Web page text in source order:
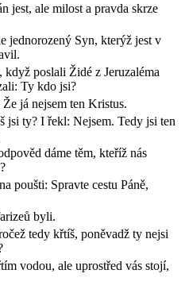
jest, ale milost a pravda skrze
jednorozený Syn, kterýž jest v
poslali Židé z Jeruzaléma
Ty kdo jsi?
já nejsem ten Kristus.
jsi ty? I řekl: Nejsem. Tedy jsi ten
dáme těm, kteříž nás
poušti: Spravte cestu Páně,
byli.
tedy křtíš, poněvadž ty nejsi
vodou, ale uprostřed vás stojí,